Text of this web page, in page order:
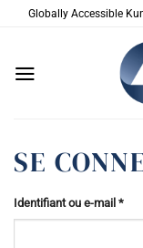
PasserGlobally Accessible
SE
Identifiant ou e-mail *